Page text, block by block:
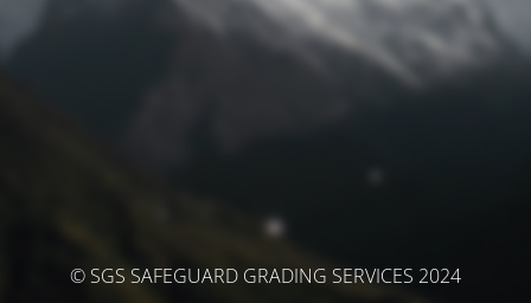
© SGS SAFEGUARD GRADING SERVICES 2024